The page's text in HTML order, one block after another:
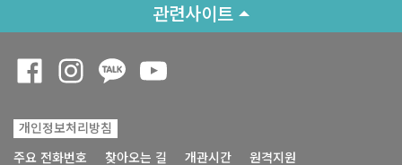
관련사이트
개인정보처리방침
주요 전화번호
찾아오는 길 개관시간 원격지원
Opens a new window
Opens a new window
Opens a new window